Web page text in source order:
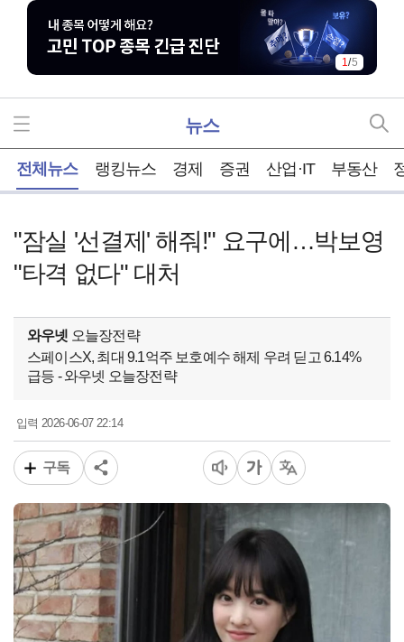
1/5
뉴스
전체뉴스 랭킹뉴스 경제 증권 산업·IT 부동산
"잠실 '선결제' 해줘!" 요구에…박보영
"타격 없다" 대처
와우넷 오늘장전략
스페이스X, 최대 9.1억주 보호예수 해제 우려 딛고 6.14%
급등 - 와우넷 오늘장전략
입력2026-06-07 22:14
구독